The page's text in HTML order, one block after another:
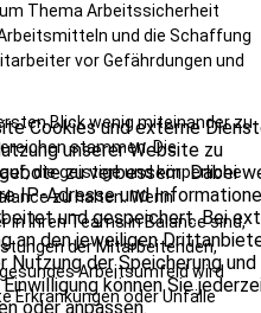
Thema Arbeitssicherheit
und die Schaffung
vor Gefährdungen und
Blick wenig miteinander zu
stammen. Die
die geistige und körperliche
zu halten. Wenn
Ihren Teams in Balance sind,
der Mitarbeitenden,
Arbeitsumfeld wird
Erkrankungen oder Unfälle
Cookies und externe
unserer Website zu
zu verbessern. Dabei
IP-Adresse und
und gespeichert. Bei
an den jeweiligen
Nutzung der Speicherung und
können Sie
oder anpassen.